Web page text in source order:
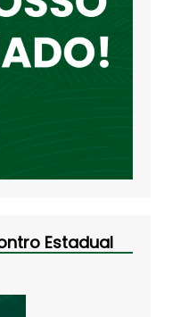
Estadual